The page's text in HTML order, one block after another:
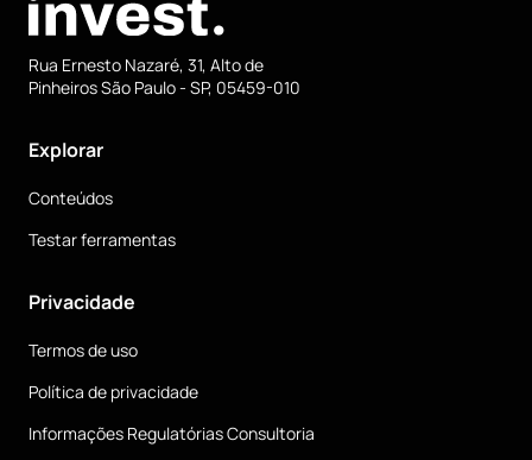
Rua Ernesto Nazaré, 31, Alto de
Pinheiros São Paulo - SP, 05459-010
Explorar
Conteúdos
Testar ferramentas
Privacidade
Termos de uso
Política de privacidade
Informações Regulatórias Consultoria